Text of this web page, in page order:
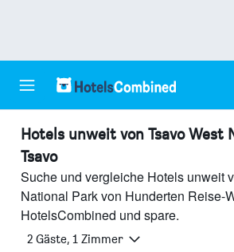
Hotels unweit von Tsavo West
Tsavo
Suche und vergleiche Hotels unweit
National Park von Hunderten Reise-
HotelsCombined und spare.
2 Gäste, 1 Zimmer